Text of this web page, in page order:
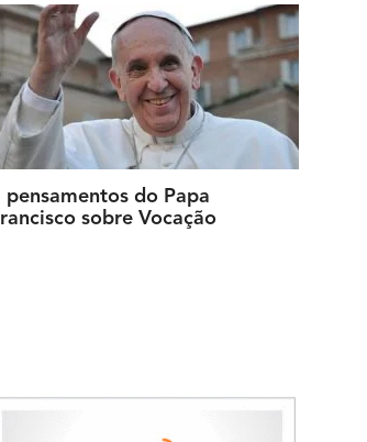
pensamentos do Papa
sobre Vocação